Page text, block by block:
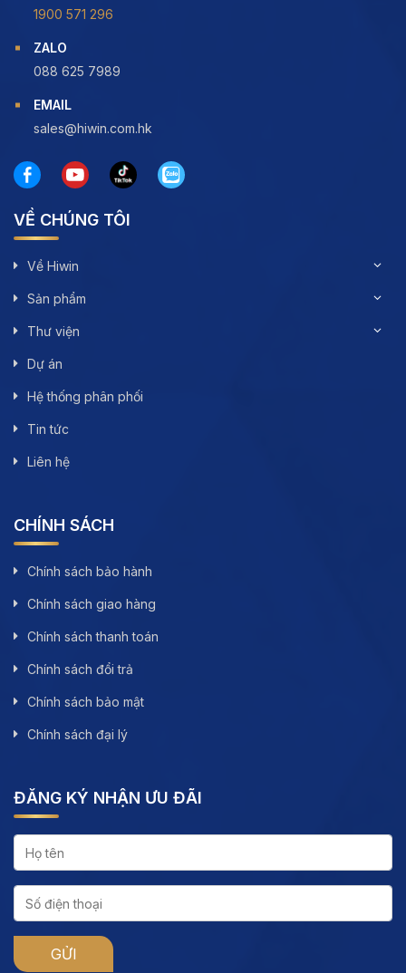
1900 571 296
ZALO
088 625 7989
EMAIL
sales@hiwin.com.hk
VỀ CHÚNG TÔI
Về Hiwin
Sản phẩm
Thư viện
Dự án
Hệ thống phân phối
Tin tức
Liên hệ
CHÍNH SÁCH
Chính sách bảo hành
Chính sách giao hàng
Chính sách thanh toán
Chính sách đổi trả
Chính sách bảo mật
Chính sách đại lý
ĐĂNG KÝ NHẬN ƯU ĐÃI